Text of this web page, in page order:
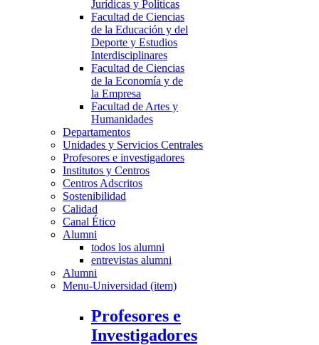
Jurídicas y Políticas
Facultad de Ciencias
de la Educación y del
Deporte y Estudios
Interdisciplinares
Facultad de Ciencias
de la Economía y de
la Empresa
Facultad de Artes y
Humanidades
Departamentos
Unidades y Servicios Centrales
Profesores e investigadores
Institutos y Centros
Centros Adscritos
Sostenibilidad
Calidad
Canal Ético
Alumni
todos los alumni
entrevistas alumni
Alumni
Menu-Universidad (item)
Profesores e
Investigadores